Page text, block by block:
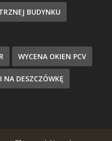
BUDYNKU
WYCENA OKIEN PCV
NA DESZCZÓWKĘ